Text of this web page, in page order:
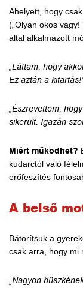
Ahelyett, hogy
(„Olyan okos
által alkalmazott
„Láttam, hogy
Ez aztán a
„Észrevettem,
sikerült. Igazán
Miért működhet?
kudarctól való
erőfeszítés
A belső
Bátorítsuk a
csak arra, hogy mi
„Nagyon